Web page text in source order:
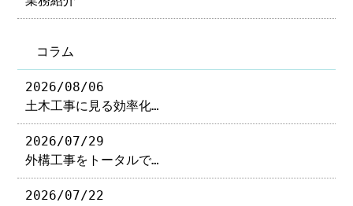
コラム
2026/08/06
土木工事に見る効率化…
2026/07/29
外構工事をトータルで…
2026/07/22